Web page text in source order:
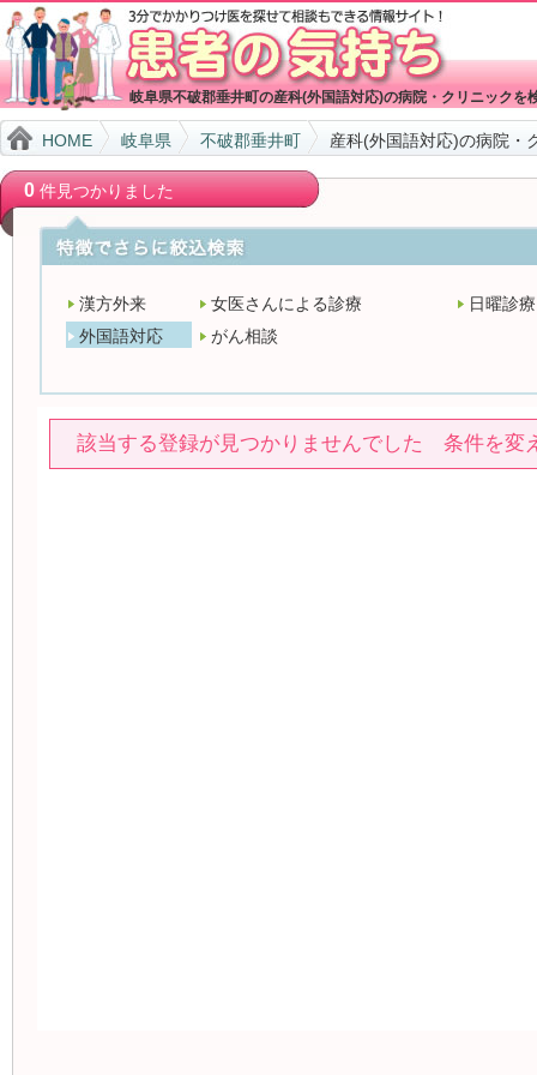
岐阜県不破郡垂井町の産科(外国語対応)の病院・クリニックを
HOME 岐阜県 不破郡垂井町 産科(外国語対応)の病院・
0件見つかりました
漢方外来 女医さんによる診療
日曜診療
外国語対応
がん相談
該当する登録が見つかりませんでした 条件を